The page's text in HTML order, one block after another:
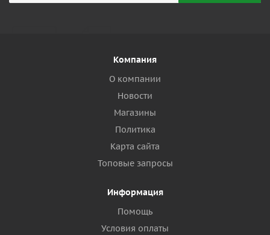
Компания
О компании
Новости
Магазины
Политика
Карта сайта
Топовые запросы
Информация
Помощь
Условия оплаты